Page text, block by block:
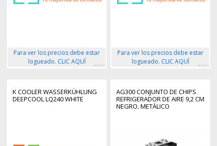
Para ver los precios debe estar
logueado. CLIC AQUÍ
307391
Para ver los precios debe estar
logueado. CLIC AQUÍ
307563
K COOLER WASSERKÜHLUNG
DEEPCOOL LQ240 WHITE
AG300 CONJUNTO DE CHIPS
REFRIGERADOR DE AIRE 9,2 CM
NEGRO, METÁLICO